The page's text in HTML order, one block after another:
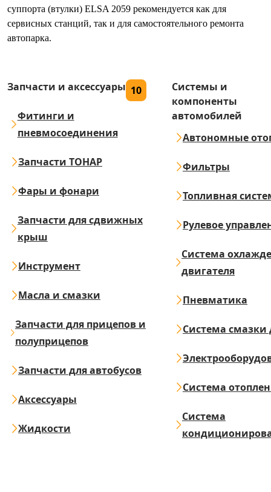
суппорта (втулки) ELSA 2059 рекомендуется как для
сервисных станций, так и для самостоятельного ремонта
автопарка.
Запчасти и аксессуары 10
Фитинги и
пневмосоединения
Запчасти ТОНАР
Фары и фонари
Запчасти для сдвижных
крыш
Инструмент
Масла и смазки
Запчасти для прицепов и
полуприцепов
Запчасти для автобусов
Аксессуары
Жидкости
Системы и
компоненты
автомобилей
Автономные
Фильтры
Топливная
Рулевое
Система
двигателя
Пневматика
Система смазки
Система
Система